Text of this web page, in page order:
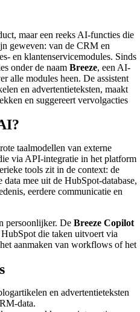
maar een reeks AI-functies die
geweven: van de CRM en
en klantenservicemodules. Sinds
onder de naam Breeze, een AI-
alle modules heen. De assistent
en advertentieteksten, maakt
en suggereert vervolgacties
taalmodellen van externe
via API-integratie in het platform
tools zit in de context: de
mee uit de HubSpot-database,
eerdere communicatie en
persoonlijker. De Breeze Copilot
die taken uitvoert via
aanmaken van workflows of het
en advertentieteksten
data.